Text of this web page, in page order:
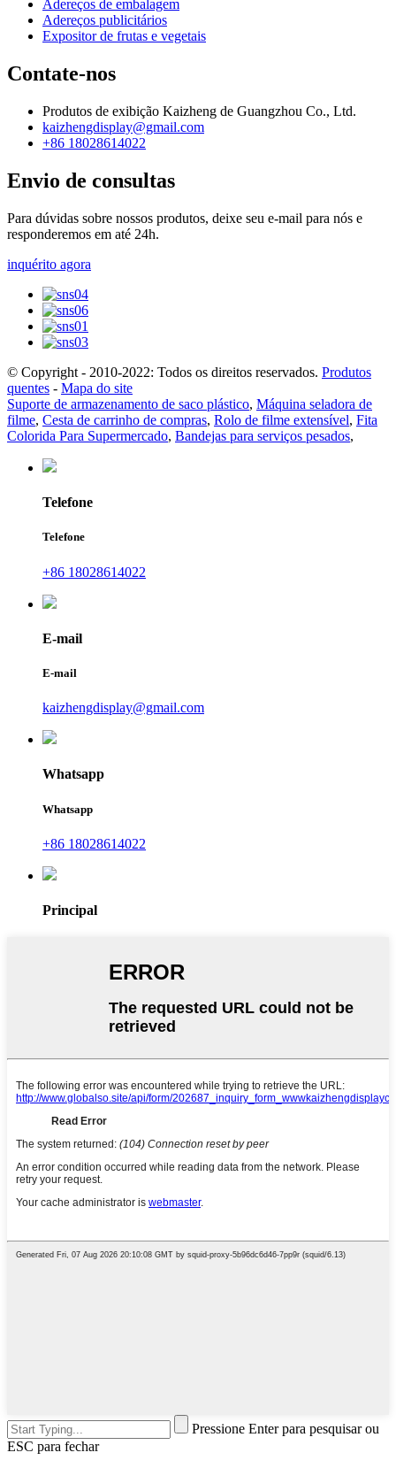
Adereços de embalagem
Adereços publicitários
Expositor de frutas e vegetais
Contate-nos
Produtos de exibição Kaizheng de Guangzhou Co., Ltd.
kaizhengdisplay@gmail.com
+86 18028614022
Envio de consultas
Para dúvidas sobre nossos produtos, deixe seu e-mail para nós e
responderemos em até 24h.
inquérito agora
© Copyright - 2010-2022: Todos os direitos reservados. Produtos
quentes - Mapa do site
Suporte de armazenamento de saco plástico, Máquina seladora de
filme, Cesta de carrinho de compras, Rolo de filme extensível, Fita
Colorida Para Supermercado, Bandejas para serviços pesados,
Telefone
Telefone
+86 18028614022
E-mail
E-mail
kaizhengdisplay@gmail.com
Whatsapp
Whatsapp
+86 18028614022
Principal
Pressione Enter para pesquisar ou
ESC para fechar